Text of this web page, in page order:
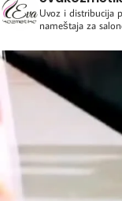
Uvoz i distribucija
nameštaja za